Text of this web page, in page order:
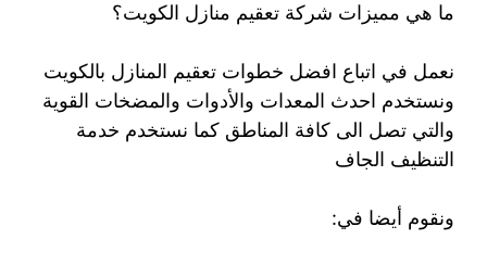
ما هي مميزات شركة تعقيم منازل الكويت؟
نعمل في اتباع افضل خطوات تعقيم المنازل بالكويت
ونستخدم احدث المعدات والأدوات والمضخات القوية
والتي تصل الى كافة المناطق كما نستخدم خدمة
التنظيف الجاف
ونقوم أيضا في: